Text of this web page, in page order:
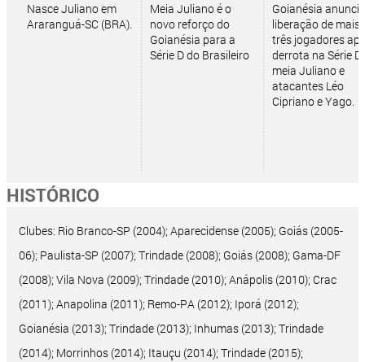
Nasce Juliano em
Araranguá-SC (BRA).
Meia Juliano é o
novo reforço do
Goianésia para a
Série D do Brasileiro
Goianésia
liberação de mais
três jogadores
derrota na Série D:
meia Juliano e
atacantes Léo
Cipriano e Yago.
HISTÓRICO
Clubes: Rio Branco-SP (2004); Aparecidense (2005); Goiás (2005-
06); Paulista-SP (2007); Trindade (2008); Goiás (2008); Gama-DF
(2008); Vila Nova (2009); Trindade (2010); Anápolis (2010); Crac
(2011); Anapolina (2011); Remo-PA (2012); Iporá (2012);
Goianésia (2013); Trindade (2013); Inhumas (2013); Trindade
(2014); Morrinhos (2014); Itauçu (2014); Trindade (2015);